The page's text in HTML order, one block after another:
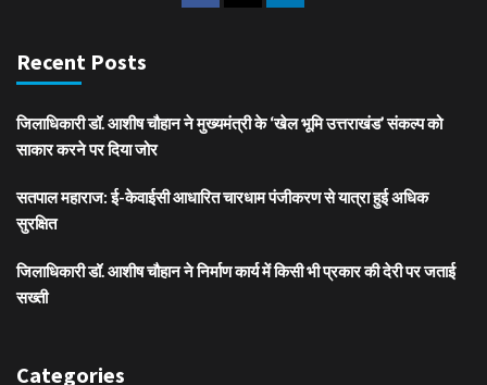
Recent Posts
जिलाधिकारी डॉ. आशीष चौहान ने मुख्यमंत्री के ‘खेल भूमि उत्तराखंड’ संकल्प को
साकार करने पर दिया जोर
सतपाल महाराज: ई-केवाईसी आधारित चारधाम पंजीकरण से यात्रा हुई अधिक
सुरक्षित
जिलाधिकारी डॉ. आशीष चौहान ने निर्माण कार्य में किसी भी प्रकार की देरी पर जताई
सख्ती
Categories